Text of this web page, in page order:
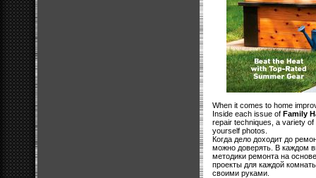
When it comes to home
Inside each issue of Family
repair techniques, a variety
yourself photos.
Когда дело доходит до
можно доверять. В каждом
методики ремонта на
проекты для каждой
своими руками.